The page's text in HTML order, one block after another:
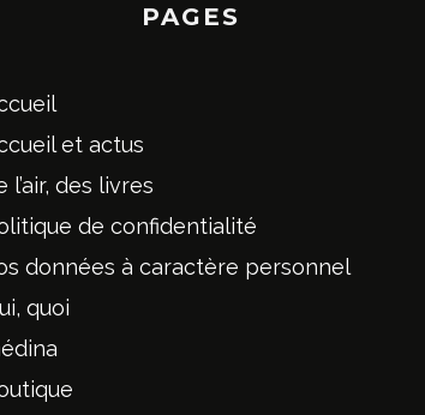
PAGES
et actus
l’air, des livres
de confidentialité
données à caractère personnel
quoi